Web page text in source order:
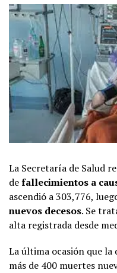
La Secretaría de Salud
defallecimientos a
ascendió a 303,776,
nuevos decesos. Se
alta registrada desde
La última ocasión que
más de 400 muertes